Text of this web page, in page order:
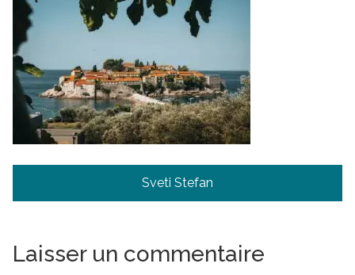
Navigation
de
Sveti Stefan
Laisser un commentaire